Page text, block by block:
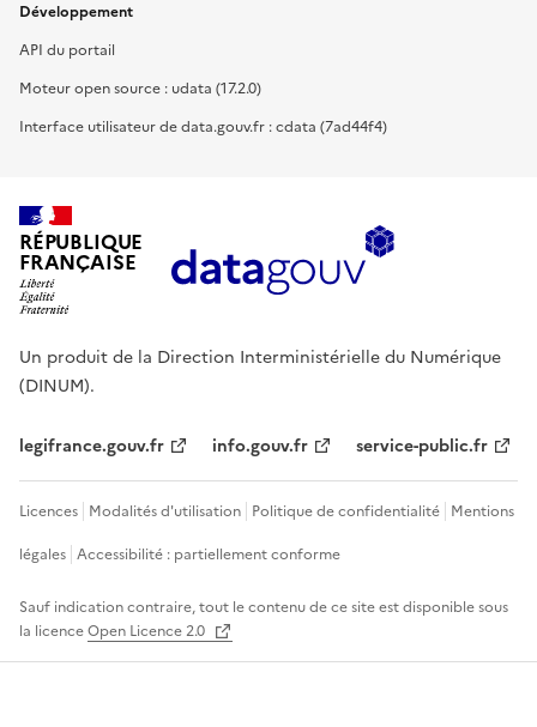
Développement
API du portail
Moteur open source : udata (17.2.0)
Interface utilisateur de data.gouv.fr : cdata (7ad44f4)
RÉPUBLIQUE
FRANÇAISE
Un produit de la Direction Interministérielle du Numérique
(DINUM).
legifrance.gouv.fr info.gouv.fr service-public.fr
Licences Modalités d'utilisation Politique de confidentialité Mentions
légales Accessibilité : partiellement conforme
Sauf indication contraire, tout le contenu de ce site est disponible sous
la licenceOpen Licence 2.0